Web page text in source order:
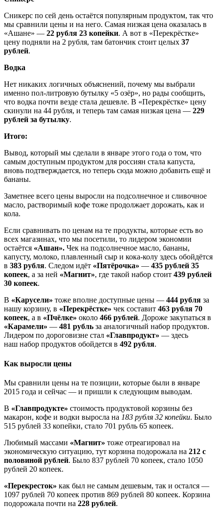
Сникерс по сей день остаётся популярным продуктом, так что
мы сравнили цены и на него. Самая низкая цена оказалась в
«Ашане» — 22 рубля 23 копейки. А вот в «Перекрёстке»
цену подняли на 2 рубля, там батончик стоит целых 37
рублей.
Водка
Нет никаких логичных объяснений, почему мы выбрали
именно пол-литровую бутылку «5 озёр», но рады сообщить,
что водка почти везде стала дешевле. В «Перекрёстке» цену
скинули на 44 рубля, и теперь там самая низкая цена — 229
рублей за бутылку.
Итого:
Вывод, который мы сделали в январе этого года о том, что
самым доступным продуктом для россиян стала капуста,
вновь подтверждается, но теперь сюда можно добавить ещё и
бананы.
Заметнее всего цены выросли на подсолнечное и сливочное
масло, растворимый кофе тоже продолжает дорожать, как и
кола.
Если сравнивать по ценам на те продукты, которые есть во
всех магазинах, что мы посетили, то лидером экономии
остаётся «Ашан». Чек на подсолнечное масло, бананы,
капусту, молоко, плавленный сыр и кока-колу здесь обойдётся
в 383 рубля. Следом идёт «Пятёрочка» — 435 рублей 35
копеек, а за ней «Магнит», где такой набор стоит 439 рублей
30 копеек.
В «Карусели» тоже вполне доступные цены — 444 рубля за
нашу корзину, в «Перекрёстке» чек составит 463 рубля 70
копеек, а в «Пчёлке» около 466 рублей. Дороже закупаться в
«Карамели» — 481 рубль за аналогичный набор продуктов.
Лидером по дороговизне стал «Главпродукт» — здесь
наш набор продуктов обойдется в 492 рубля.
Как выросли цены
Мы сравнили цены на те позиции, которые были в январе
2015 года и сейчас — и пришли к следующим выводам.
В «Главпродукте» стоимость продуктовой корзины без
макарон, кофе и водки выросла на 183 рубля 32 копейки. Было
515 рублей 33 копейки, стало 701 рубль 65 копеек.
Любимый массами «Магнит» тоже отреагировал на
экономическую ситуацию, тут корзина подорожала на 212 с
половиной рублей. Было 837 рублей 70 копеек, стало 1050
рублей 20 копеек.
«Перекресток» как был не самым дешевым, так и остался —
1097 рублей 70 копеек против 869 рублей 80 копеек. Корзина
подорожала почти на 228 рублей.